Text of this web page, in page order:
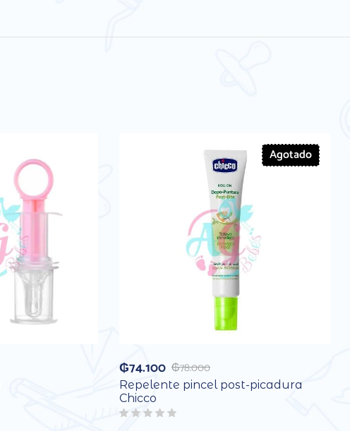
Agotado
₲78.000
₲74.100
Repelente pincel post-picadura
Chicco